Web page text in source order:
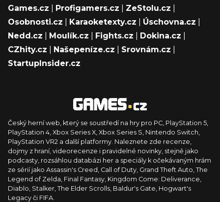
Games.cz
Profigamers.cz ZeStolu.cz
Osobnosti.cz
Karaoketexty.cz Úschovna.cz
Nedd.cz
Moulík.cz Fights.cz Dokina.cz
CZhity.cz
Našepeníze.cz Srovnám.cz
StartupInsider.cz
Český herní web, který se soustředí na hry pro PC, PlayStation 5,
PlayStation 4, Xbox Series X, Xbox Series S, Nintendo Switch,
PlayStation VR2 a další platformy. Naleznete zde recenze,
dojmy z hraní, videorecenze i pravidelné novinky, stejně jako
podcasty, rozsáhlou databázi her a speciály k očekávaným hrám
ze sérií jako Assassin's Creed, Call of Duty, Grand Theft Auto, The
Legend of Zelda, Final Fantasy, Kingdom Come: Deliverance,
Diablo, Stalker, The Elder Scrolls, Baldur's Gate, Hogwart's
Legacy či FIFA.